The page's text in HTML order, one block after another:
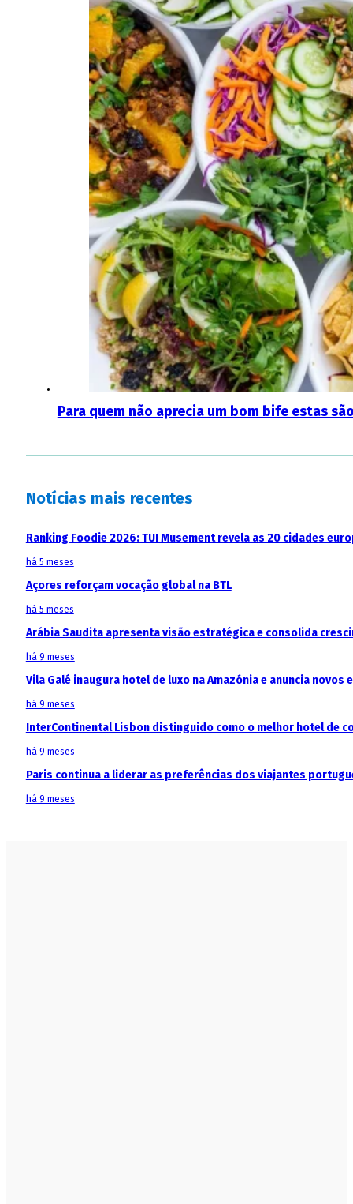
Para quem não aprecia um bom bife estas
Notícias mais recentes
Ranking Foodie 2026: TUI Musement revela as 20 cidades
há 5 meses
Açores reforçam vocação global na BTL
há 5 meses
Arábia Saudita apresenta visão estratégica e consolida
há 9 meses
Vila Galé inaugura hotel de luxo na Amazónia e anuncia
há 9 meses
InterContinental Lisbon distinguido como o melhor hotel de
há 9 meses
Paris continua a liderar as preferências dos viajantes
há 9 meses